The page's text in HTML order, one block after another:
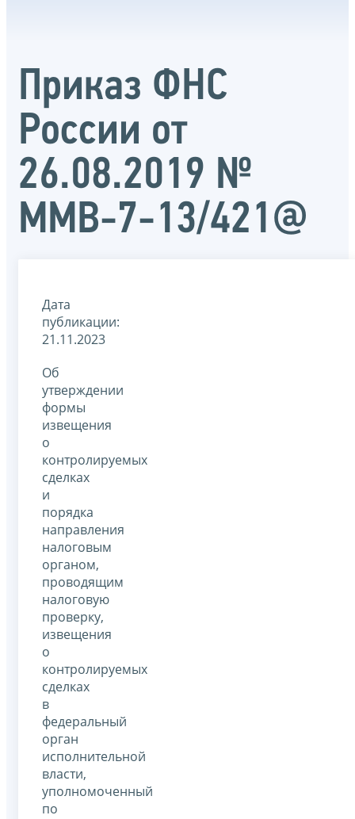
Приказ ФНС
России от
26.08.2019 №
ММВ-7-13/421@
Дата
публикации:
21.11.2023
Об
утверждении
формы
извещения
о
контролируемых
сделках
и
порядка
направления
налоговым
органом,
проводящим
налоговую
проверку,
извещения
о
контролируемых
сделках
в
федеральный
орган
исполнительной
власти,
уполномоченный
по